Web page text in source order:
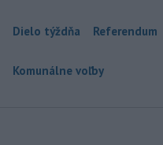
Dielo týždňa Referendum
Komunálne voľby